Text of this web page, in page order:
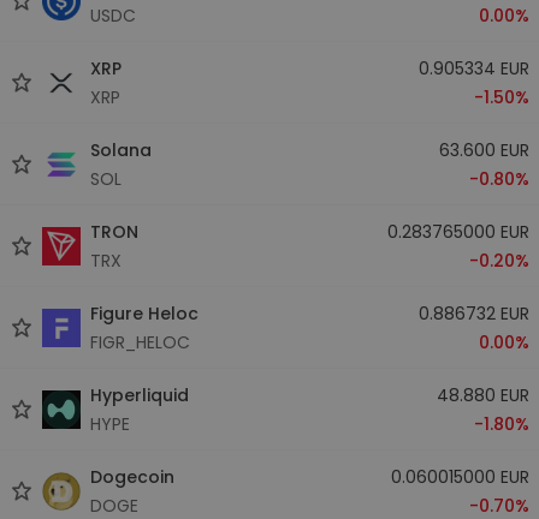
USDC
0.00%
XRP
XRP
0.905334 EUR
-1.50%
Solana
SOL
63.600 EUR
-0.80%
TRON
TRX
0.283765000 EUR
-0.20%
Figure Heloc
FIGR_HELOC
0.886732 EUR
0.00%
Hyperliquid
HYPE
48.880 EUR
-1.80%
Dogecoin
DOGE
0.060015000 EUR
-0.70%